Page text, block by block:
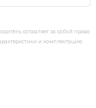
оставляет за собой право
и комплектацию